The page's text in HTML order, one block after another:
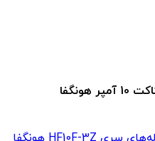
کالاهای مکمل رله 110VDC سه کنتاکت 10 آمپر هونگفا